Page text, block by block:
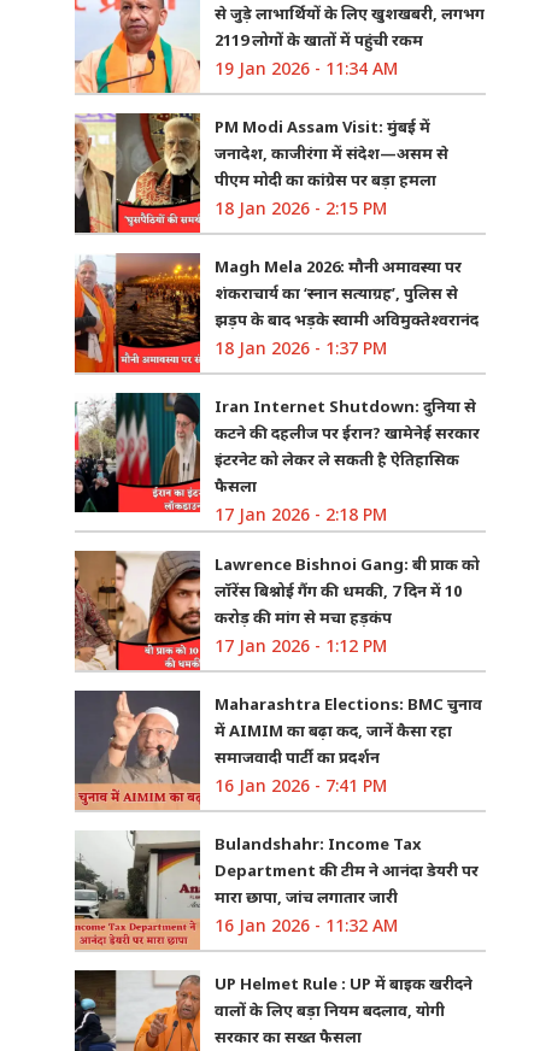
से जुड़े लाभार्थियों के लिए खुशखबरी, लगभग
2119 लोगों के खातों में पहुंची रकम
19 Jan 2026 - 11:34 AM
PM Modi Assam Visit: मुंबई में
जनादेश, काजीरंगा में संदेश—असम से
पीएम मोदी का कांग्रेस पर बड़ा हमला
18 Jan 2026 - 2:15 PM
Magh Mela 2026: मौनी अमावस्या पर
शंकराचार्य का ‘स्नान सत्याग्रह’, पुलिस से
झड़प के बाद भड़के स्वामी अविमुक्तेश्वरानंद
18 Jan 2026 - 1:37 PM
Iran Internet Shutdown: दुनिया से
कटने की दहलीज पर ईरान? खामेनेई सरकार
इंटरनेट को लेकर ले सकती है ऐतिहासिक
फैसला
17 Jan 2026 - 2:18 PM
Lawrence Bishnoi Gang: बी प्राक को
लॉरेंस बिश्नोई गैंग की धमकी, 7 दिन में 10
करोड़ की मांग से मचा हड़कंप
17 Jan 2026 - 1:12 PM
Maharashtra Elections: BMC चुनाव
में AIMIM का बढ़ा कद, जानें कैसा रहा
समाजवादी पार्टी का प्रदर्शन
16 Jan 2026 - 7:41 PM
Bulandshahr: Income Tax
Department की टीम ने आनंदा डेयरी पर
मारा छापा, जांच लगातार जारी
16 Jan 2026 - 11:32 AM
UP Helmet Rule : UP में बाइक खरीदने
वालों के लिए बड़ा नियम बदलाव, योगी
सरकार का सख्त फैसला